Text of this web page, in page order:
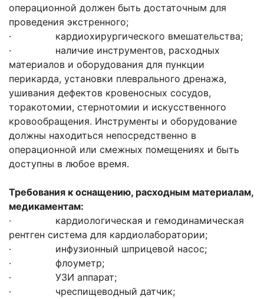
операционной должен быть достаточным для
проведения экстренного;
· кардиохирургического вмешательства;
· наличие инструментов, расходных
материалов и оборудования для пункции
перикарда, установки плеврального дренажа,
ушивания дефектов кровеносных сосудов,
торакотомии, стернотомии и искусственного
кровообращения. Инструменты и оборудование
должны находиться непосредственно в
операционной или смежных помещениях и быть
доступны в любое время.
Требования к оснащению, расходным материалам,
медикаментам:
· кардиологическая и гемодинамическая
рентген система для кардиолаборатории;
· инфузионный шприцевой насос;
· флоуметр;
· УЗИ аппарат;
· чреспищеводный датчик;